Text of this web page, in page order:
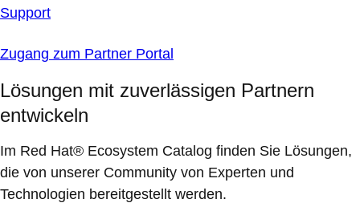
Support
Zugang zum Partner Portal
Lösungen mit zuverlässigen Partnern
entwickeln
Im Red Hat® Ecosystem Catalog finden Sie Lösungen,
die von unserer Community von Experten und
Technologien bereitgestellt werden.